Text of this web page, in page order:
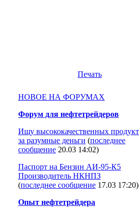
Печать
НОВОЕ НА ФОРУМАХ
Форум для нефтетрейдеров
Ищу высококачественных продукт
за разумные деньги (последнее
сообщение 20.03 14:02)
Паспорт на Бензин АИ-95-К5
Производитель НКНПЗ
(последнее сообщение 17.03 17:20)
Опыт нефтетрейдера